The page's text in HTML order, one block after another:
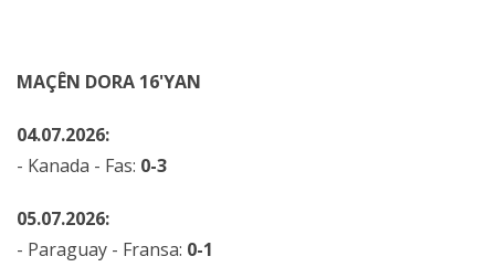
MAÇÊN DORA 16'YAN
04.07.2026:
- Kanada - Fas: 0-3
05.07.2026:
- Paraguay - Fransa: 0-1